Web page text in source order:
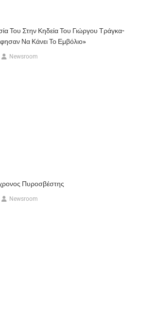
Του Στην Κηδεία Του Γιώργου Τράγκα-
Να Κάνει Το Εμβόλιο»
Newsroom
Πυροσβέστης
Newsroom